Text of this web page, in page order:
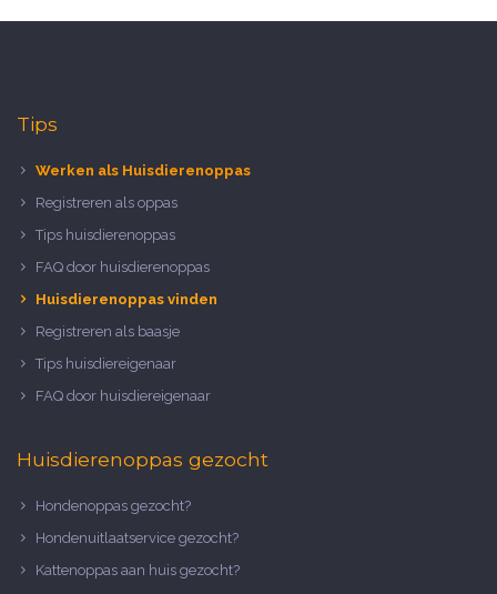
Tips
Werken als Huisdierenoppas
Registreren als oppas
Tips huisdierenoppas
FAQ door huisdierenoppas
Huisdierenoppas vinden
Registreren als baasje
Tips huisdiereigenaar
FAQ door huisdiereigenaar
Huisdierenoppas gezocht
Hondenoppas gezocht?
Hondenuitlaatservice gezocht?
Kattenoppas aan huis gezocht?